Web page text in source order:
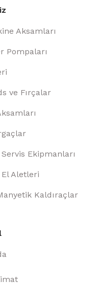
Aksamları
Pompaları
ve Fırçalar
Ekipmanları
Aletleri
Kaldıraçlar